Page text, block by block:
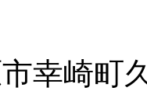
市幸崎